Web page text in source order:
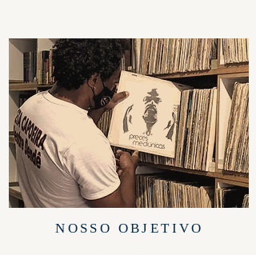
NOSSO OBJETIVO